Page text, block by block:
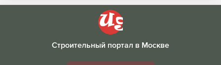
Строительный портал в Москве